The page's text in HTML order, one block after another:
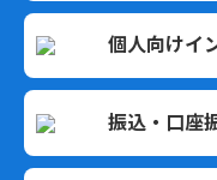
個人向けイ
振込・口座